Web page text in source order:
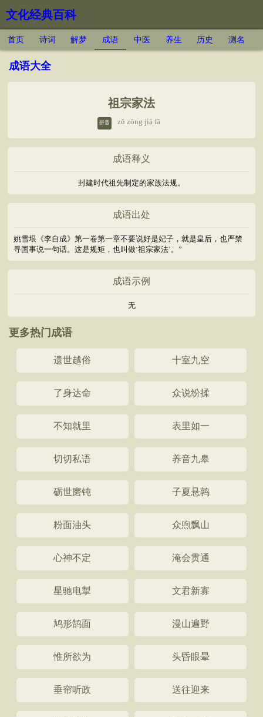
文化经典百科
首页 诗词 解梦 成语 中医 养生 历史 测名
成语大全
祖宗家法
拼音 zǔ zōng jiā fǎ
成语释义
封建时代祖先制定的家族法规。
成语出处
姚雪垠《李自成》第一卷第一章不要说好是妃子，就是皇后，也严禁
寻国事说一句话。这是规矩，也叫做‘祖宗家法’。”
成语示例
无
更多热门成语
遗世越俗 十室九空
了身达命 众说纷揉
不知就里 表里如一
切切私语 养音九皋
砺世磨钝 子夏悬鹑
粉面油头 众喣飘山
心神不定 淹会贯通
星驰电掣 文君新寡
鸠形鹄面 漫山遍野
惟所欲为 头昏眼晕
垂帘听政 送往迎来